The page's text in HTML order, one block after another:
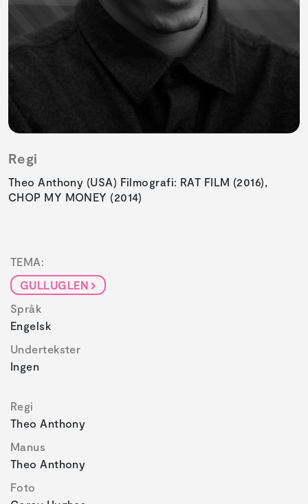
Regi
Theo Anthony (USA) Filmografi: RAT FILM (2016),
CHOP MY MONEY (2014)
TEMA:
GULLUGLEN
Språk
Engelsk
Undertekster
Ingen
Regi
Theo Anthony
Manus
Theo Anthony
Foto